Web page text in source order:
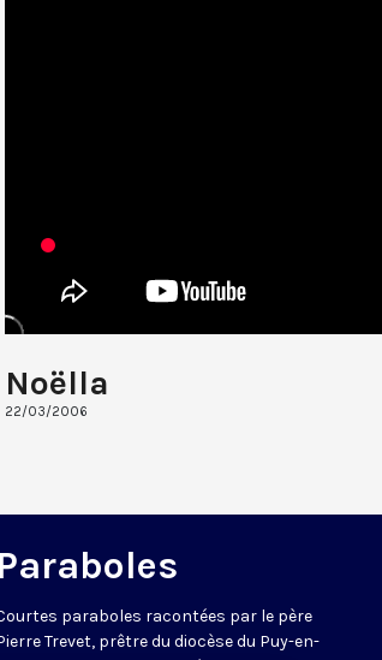
Noëlla
22/03/2006
Paraboles
paraboles racontées par le père
Trevet, prêtre du diocèse du Puy-en-